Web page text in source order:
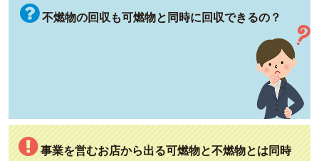
不燃物の回収も可燃物と同時に回収できるの？
事業を営むお店から出る可燃物と不燃物とは同時